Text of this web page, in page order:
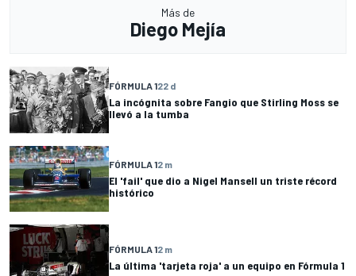
Más de
Diego Mejía
FÓRMULA 122 d
La incógnita sobre Fangio que Stirling Moss se
llevó a la tumba
FÓRMULA 12 m
El 'fail' que dio a Nigel Mansell un triste récord
histórico
FÓRMULA 12 m
La última 'tarjeta roja' a un equipo en Fórmula 1